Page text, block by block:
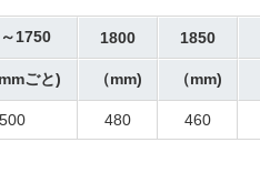
1750 1800 1850
ごと) （mm) （mm)
500 480 460